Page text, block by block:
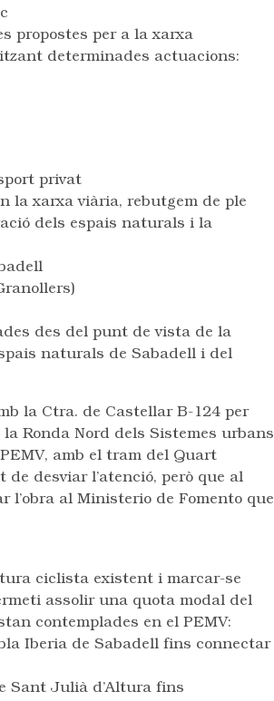
propostes per a la xarxa
determinades actuacions:
privat
la xarxa viària, rebutgem de ple
dels espais naturals i la
des del punt de vista de la
naturals de Sabadell i del
la Ctra. de Castellar B-124 per
Ronda Nord dels Sistemes urbans
amb el tram del Quart
desviar l’atenció, però que al
l’obra al Ministerio de Fomento que
ciclista existent i marcar-se
assolir una quota modal del
contemplades en el PEMV:
Iberia de Sabadell fins connectar
Sant Julià d’Altura fins